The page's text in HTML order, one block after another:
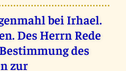
bei Irhael.
Des Herrn Rede
des
zur